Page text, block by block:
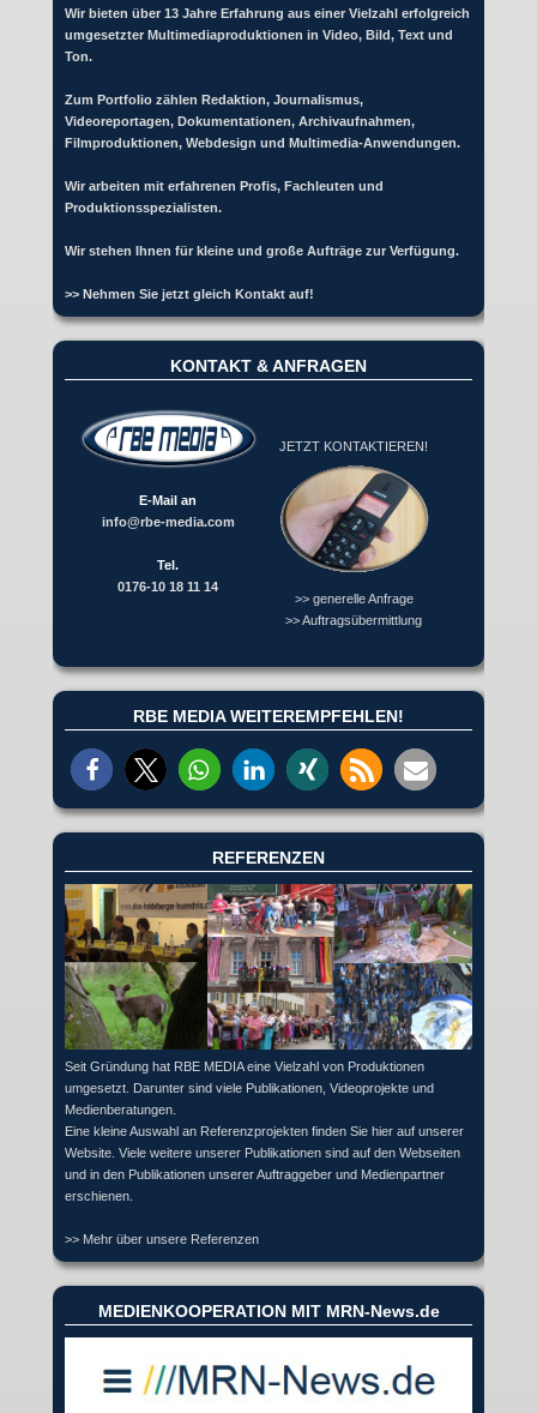
Wir bieten über 13 Jahre Erfahrung aus einer Vielzahl erfolgreich
umgesetzter Multimediaproduktionen in Video, Bild, Text und
Ton.
Zum Portfolio zählen Redaktion, Journalismus,
Videoreportagen, Dokumentationen, Archivaufnahmen,
Filmproduktionen, Webdesign und Multimedia-Anwendungen.
Wir arbeiten mit erfahrenen Profis, Fachleuten und
Produktionsspezialisten.
Wir stehen Ihnen für kleine und große Aufträge zur Verfügung.
>> Nehmen Sie jetzt gleich Kontakt auf!
KONTAKT & ANFRAGEN
E-Mail an
info@rbe-media.com
Tel.
0176-10 18 11 14
JETZT KONTAKTIEREN!
>> generelle Anfrage
>> Auftragsübermittlung
RBE MEDIA WEITEREMPFEHLEN!
REFERENZEN
Seit Gründung hat RBE MEDIA eine Vielzahl von Produktionen
umgesetzt. Darunter sind viele Publikationen, Videoprojekte und
Medienberatungen.
Eine kleine Auswahl an Referenzprojekten finden Sie hier auf unserer
Website. Viele weitere unserer Publikationen sind auf den Webseiten
und in den Publikationen unserer Auftraggeber und Medienpartner
erschienen.
>> Mehr über unsere Referenzen
MEDIENKOOPERATION MIT MRN-News.de